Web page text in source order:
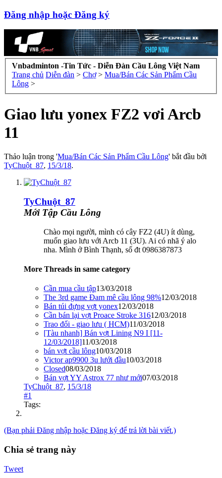
Đăng nhập hoặc Đăng ký
Vnbadminton -Tin Tức - Diễn Đàn Cầu Lông Việt Nam
Trang chủ Diễn đàn > Chợ > Mua/Bán Các Sản Phẩm Cầu
Lông >
Giao lưu yonex FZ2 vơi Arcb
11
Thảo luận trong 'Mua/Bán Các Sản Phẩm Cầu Lông' bắt đầu bởi
TyChuột_87, 15/3/18.
TyChuột_87
Mới Tập Cầu Lông
Chào mọi người, mình có cây FZ2 (4U) ít dùng,
muốn giao lưu với Arcb 11 (3U). Ai có nhã ý alo
nha. Mình ở Bình Thạnh, số đt 0986387873
More Threads in same category
Cần mua cầu tập13/03/2018
The 3rd game Đam mê cầu lông 98%12/03/2018
Bán túi đựng vợt yonex12/03/2018
Cần bán lại vợt Proace Stroke 31612/03/2018
Trao đổi - giao lưu ( HCM)11/03/2018
[Tàu nhanh] Bán vợt Lining N9 I [11-
12/03/2018]11/03/2018
bán vợt cầu lông10/03/2018
Victor ap9900 3u lưới đầu10/03/2018
Closed08/03/2018
Bán vợt YY Astrox 77 như mới07/03/2018
TyChuột_87, 15/3/18
#1
Tags:
(Bạn phải Đăng nhập hoặc Đăng ký để trả lời bài viết.)
Chia sẻ trang này
Tweet